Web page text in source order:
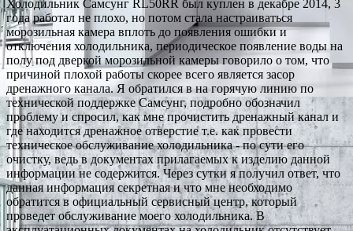
Холодильник Самсунг RL50RR был куплен в декабре 2014, 3
года работал не плохо, но потом стала настраиваться
морозильная камера вплоть до появления ошибки и
отключения холодильника, периодическое появление воды на
полу под дверкой морозильной камеры говорило о том, что
причиной плохой работы скорее всего является засор
дренажного канала. Я обратился в на горячую линию по
технической поддержке Самсунг, подробно обозначил
проблему и спросил, как мне прочистить дренажный канал и
где находится дренажное отверстие т.е. как провести
техническое обслуживание холодильника - по сути его
очистку, ведь в документах прилагаемых к изделию данной
информации не содержится. Через сутки я получил ответ, что
данная информация секретная и что мне необходимо
обратится в официальный сервисный центр, который
проведет обслуживание моего холодильника. В